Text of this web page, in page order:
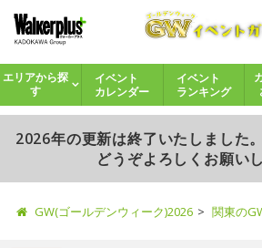
エリアから探
す
イベント
カレンダー
イベント
ランキング
2026年の更新は終了いたしました
どうぞよろしくお願いし
GW(ゴールデンウィーク)2026 関東の